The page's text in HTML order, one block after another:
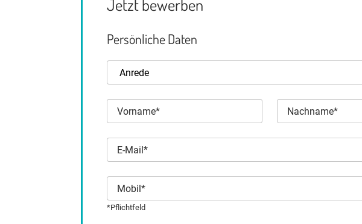
Jetzt bewerben
Persönliche Daten
*Pflichtfeld